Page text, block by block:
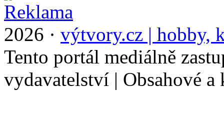
2026 · výtvory.cz | hobby,
Tento portál mediálně
vydavatelství | Obsahové